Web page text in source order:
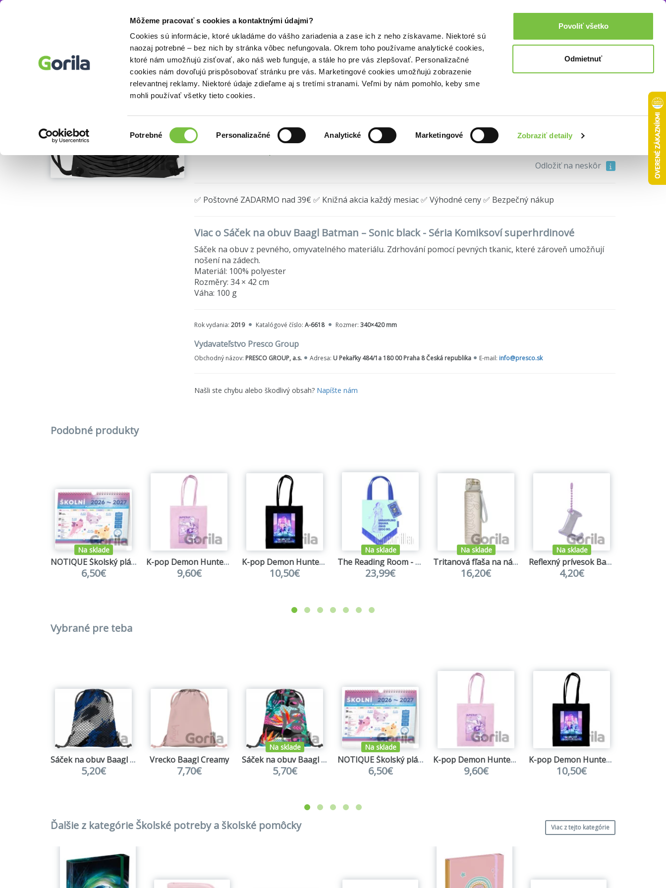
Môžeme pracovať s cookies a kontaktnými údajmi?
Cookies sú informácie, ktoré ukladáme do vášho zariadenia a zase ich z neho získavame. Niektoré sú
naozaj potrebné – bez nich by stránka vôbec nefungovala. Okrem toho používame analytické cookies,
ktoré nám umožňujú zisťovať, ako náš web funguje, a stále ho pre vás zlepšovať. Personalizačné
cookies nám dovoľujú prispôsobovať stránku pre vás. Marketingové cookies umožňujú zobrazenie
relevantnej reklamy. Niektoré údaje zdieľame aj s tretími stranami. Veľmi by nám pomohlo, keby sme
mohli používať všetky tieto cookies.
súhlasu
Potrebné Personalizačné Analytické Marketingové Zobraziť detaily
Povoliť všetko
Odmietnuť
Doplnky Prihlásenie 0,00€
Zápisníky, kalendáre Presco Group Školské potreby a školské pomôcky Akcie a zľavy
Sáček na obuv Baagl Batman – Sonic black
Presco Group(2019) • Edícia
3,70€ Do košíka
Odložiť na neskôr
✅ Poštovné ZADARMO nad 39€ ✅ Knižná akcia každý mesiac ✅ Výhodné ceny ✅ Bezpečný nákup
Viac o Sáček na obuv Baagl Batman – Sonic black - Séria Komiksoví superhrdinové
Sáček na obuv z pevného, omyvatelného materiálu. Zdrhování pomocí pevných tkanic, které zároveň umožňují
nošení na zádech.
Materiál: 100% polyester
Rozměry: 34 × 42 cm
Váha: 100 g
Rok vydania: 2019 Katalógové číslo: A-6618 Rozmer: 340×420 mm
Vydavateľstvo Presco Group
Obchodný názov: PRESCO GROUP, a.s. Adresa: U Pekařky 484/1a 180 00 Praha 8 Česká republika E-mail: info@presco.sk
Našli ste chybu alebo škodlivý obsah? Napíšte nám
Podobné produkty
Na sklade
NOTIQUE Školský plánovací kalendár 2026/2027
6,50€
K-pop Demon Hunters taška plátená ružová (Huntrix)
9,60€
K-pop Demon Hunters taška plátená čierna (Key Art)
10,50€
Na sklade
The Reading Room - Odysea - bavlnená taška
23,99€
Na sklade
Tritanová fľaša na nápoje Baagl Mist
16,20€
Na sklade
Reflexný prívesok Baagl písmeno L
4,20€
Vybrané pre teba
Sáček na obuv Baagl Paintball
5,20€
Vrecko Baagl Creamy
7,70€
Na sklade
Sáček na obuv Baagl Skate Fresh
5,70€
Na sklade
NOTIQUE Školský plánovací kalendár 2026/2027
6,50€
K-pop Demon Hunters taška plátená ružová (Huntrix)
9,60€
K-pop Demon Hunters taška plátená čierna (Key Art)
10,50€
Ďalšie z kategórie Školské potreby a školské pomôcky Viac z tejto kategórie